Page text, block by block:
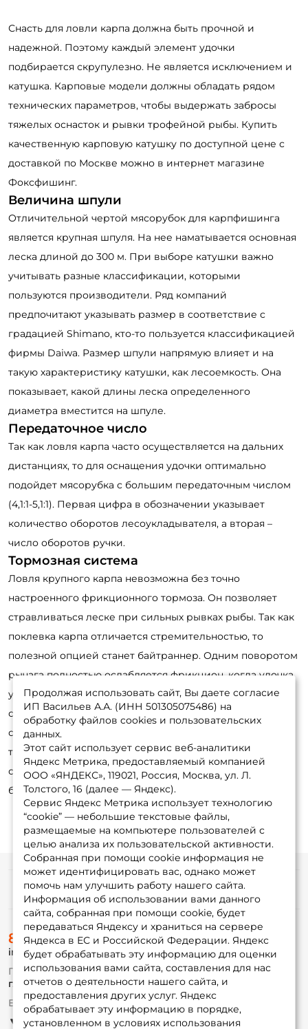
Снасть для ловли карпа должна быть прочной и
надежной. Поэтому каждый элемент удочки
подбирается скрупулезно. Не является исключением и
катушка. Карповые модели должны обладать рядом
технических параметров, чтобы выдержать забросы
тяжелых оснасток и рывки трофейной рыбы. Купить
качественную карповую катушку по доступной цене с
доставкой по Москве можно в интернет магазине
Фоксфишинг.
Величина шпули
Отличительной чертой мясорубок для карпфишинга
является крупная шпуля. На нее наматывается основная
леска длиной до 300 м. При выборе катушки важно
учитывать разные классификации, которыми
пользуются производители. Ряд компаний
предпочитают указывать размер в соответствие с
градацией Shimano, кто-то пользуется классификацией
фирмы Daiwa. Размер шпули напрямую влияет и на
такую характеристику катушки, как лесоемкость. Она
показывает, какой длины леска определенного
диаметра вместится на шпуле.
Передаточное число
Так как ловля карпа часто осуществляется на дальних
дистанциях, то для оснащения удочки оптимально
подойдет мясорубка с большим передаточным числом
(4,1:1-5,1:1). Первая цифра в обозначении указывает
количество оборотов лесоукладывателя, а вторая –
число оборотов ручки.
Тормозная система
Ловля крупного карпа невозможна без точно
настроенного фрикционного тормоза. Он позволяет
стравливаться леске при сильных рывках рыбы. Так как
поклевка карпа отличается стремительностью, то
полезной опцией станет байтраннер. Одним поворотом
рычага полностью ослабляется фрикцион, когда удочка
устанавливается на подставку. При поклевке леска
свободно сходит со шпули, предотвращая падение
снасти в воду. Одним движением рыболов включает
тормоз и начинает вываживание. А вот маркерные или
сподовые удочки можно оснащать катушками без
байтраннера.
Продолжая использовать сайт, Вы даете согласие
ИП Васильев А.А. (ИНН 501305075486) на
обработку файлов cookies и пользовательских
данных.
Этот сайт использует сервис веб-аналитики
Яндекс Метрика, предоставляемый компанией
ООО «ЯНДЕКС», 119021, Россия, Москва, ул. Л.
Толстого, 16 (далее — Яндекс).
Сервис Яндекс Метрика использует технологию
“cookie” — небольшие текстовые файлы,
размещаемые на компьютере пользователей с
целью анализа их пользовательской активности.
Собранная при помощи cookie информация не
может идентифицировать вас, однако может
помочь нам улучшить работу нашего сайта.
Информация об использовании вами данного
сайта, собранная при помощи cookie, будет
передаваться Яндексу и храниться на сервере
Яндекса в ЕС и Российской Федерации. Яндекс
будет обрабатывать эту информацию для оценки
использования вами сайта, составления для нас
отчетов о деятельности нашего сайта, и
предоставления других услуг. Яндекс
обрабатывает эту информацию в порядке,
установленном в условиях использования
Создать аккаунт
У меня уже есть аккаунт
Информация
О магазине
Доставка
Оплата
Fox-bonus
Гуру
Партнерская программа
8 (495) 532-77-88
info@foxfishing.ru
По вопросам с заказом
г. Москва, ул. Плеханова д.7
Ежедневно 10:00 до 20:00